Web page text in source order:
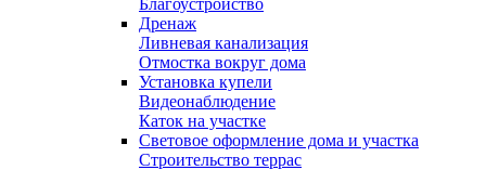
Благоустройство
Дренаж
Ливневая канализация
Отмостка вокруг дома
Установка купели
Видеонаблюдение
Каток на участке
Световое оформление дома и участка
Строительство террас